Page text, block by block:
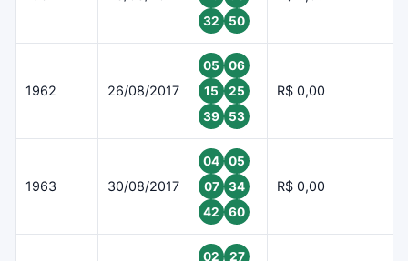
32
50
1962 26/08/2017
05
06
15
25
39
53
R$ 0,00
1963 30/08/2017
04
05
07
34
42
60
R$ 0,00
02
27